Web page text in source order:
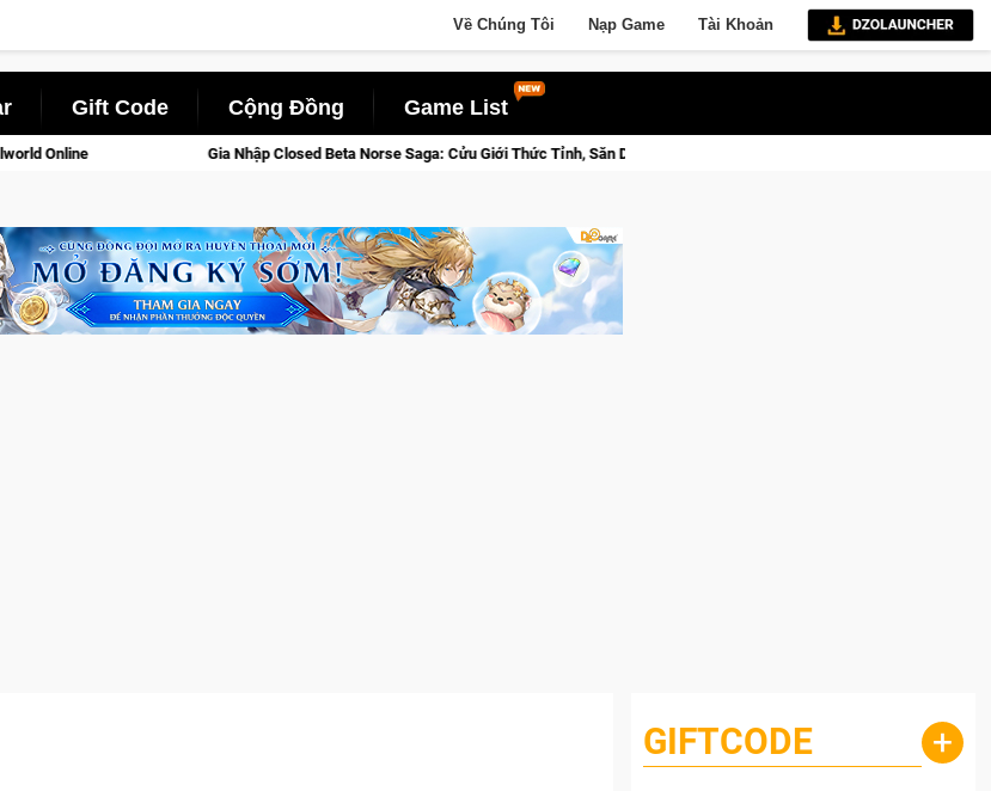
Về Chúng Tôi Nạp Game Tài Khoản
Gift Code Cộng Đồng Game List
Beta Norse Saga: Cửu Giới Thức Tỉnh, Săn DJI Osmo Pocket 3 Ngay Hôm Nay
GIFTCODE +